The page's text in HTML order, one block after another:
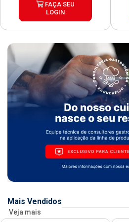
FAÇA SEU
LOGIN
Mais Vendidos
Veja mais